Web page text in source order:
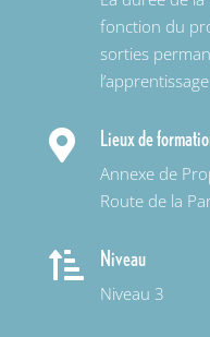
fonction du
sorties
 Lieux de
Annexe de
Route de la
 Niveau
Niveau 3